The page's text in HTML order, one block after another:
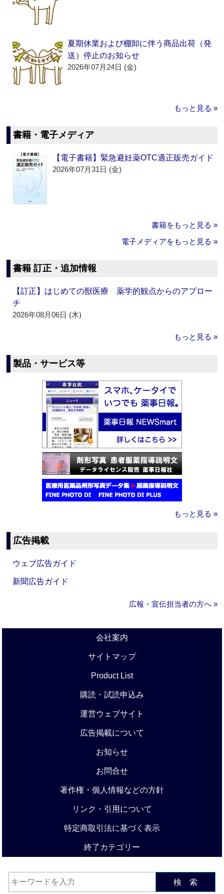
夏期休業および棚卸に伴う商品出荷（発
送）停止のお知らせ
2026年07月24日 (金)
もっと見る »
書籍・電子メディア
【電子書籍】緊急避妊薬OTC適正販売ガイド
2026年07月31日 (金)
書籍をもっと見る »
電子メディアをもっと見る »
書籍 訂正・追加情報
【訂正】はじめての獣医療 薬学的観点からのアプロー
チ
2026年08月06日 (木)
もっと見る »
製品・サービス等
もっと見る »
広告掲載
ウェブ広告ガイド
新聞広告ガイド
広報・宣伝担当者の方へ »
会社案内
サイトマップ
Product List
購読・試読申込み
運営ウェブサイト
広告掲載について
お知らせ
お問合せ
著作権・個人情報などの方針
リンク・引用について
特定商取引法に基づく表示
終了カテゴリー
検 索